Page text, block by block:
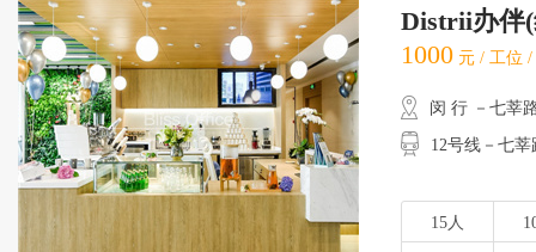
Distrii办伴
1000 元 / 工位
闵 行 －七莘
12号线－七莘
15人